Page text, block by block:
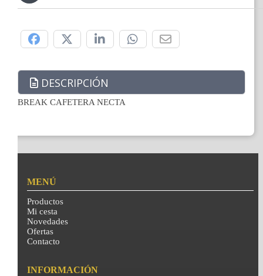
DESCRIPCIÓN
BREAK CAFETERA NECTA
MENÚ
Productos
Mi cesta
Novedades
Ofertas
Contacto
INFORMACIÓN